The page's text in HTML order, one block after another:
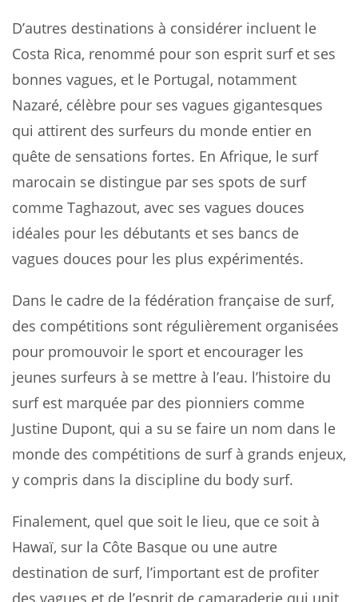
D’autres destinations à considérer incluent le
Costa Rica, renommé pour son esprit surf et ses
bonnes vagues, et le Portugal, notamment
Nazaré, célèbre pour ses vagues gigantesques
qui attirent des surfeurs du monde entier en
quête de sensations fortes. En Afrique, le surf
marocain se distingue par ses spots de surf
comme Taghazout, avec ses vagues douces
idéales pour les débutants et ses bancs de
vagues douces pour les plus expérimentés.
Dans le cadre de la fédération française de surf,
des compétitions sont régulièrement organisées
pour promouvoir le sport et encourager les
jeunes surfeurs à se mettre à l’eau. l’histoire du
surf est marquée par des pionniers comme
Justine Dupont, qui a su se faire un nom dans le
monde des compétitions de surf à grands enjeux,
y compris dans la discipline du body surf.
Finalement, quel que soit le lieu, que ce soit à
Hawaï, sur la Côte Basque ou une autre
destination de surf, l’important est de profiter
des vagues et de l’esprit de camaraderie qui unit